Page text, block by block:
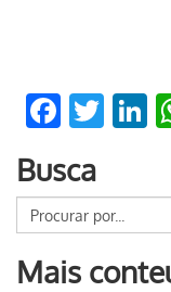
Busca
Mais